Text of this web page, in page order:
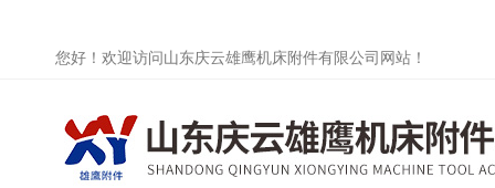
您好！欢迎访问山东庆云雄鹰机床附件有限公司网站！